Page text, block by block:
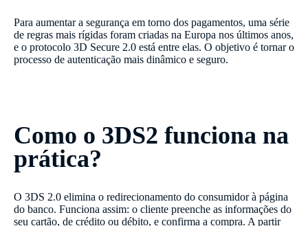
Para aumentar a segurança em torno dos pagamentos, uma série
de regras mais rígidas foram criadas na Europa nos últimos anos,
e o protocolo 3D Secure 2.0 está entre elas. O objetivo é tornar o
processo de autenticação mais dinâmico e seguro.
Como o 3DS2 funciona na
prática?
O 3DS 2.0 elimina o redirecionamento do consumidor à página
do banco. Funciona assim: o cliente preenche as informações do
seu cartão, de crédito ou débito, e confirma a compra. A partir